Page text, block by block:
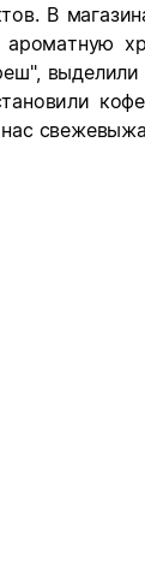
В
ароматную